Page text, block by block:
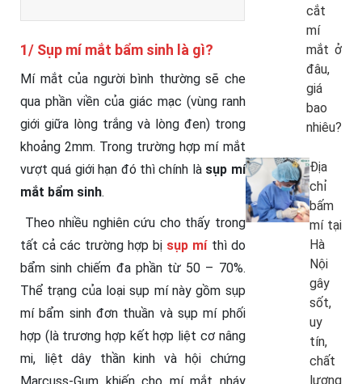
1/ Sụp mí mắt bẩm sinh là gì?
Mí mắt của người bình thường sẽ che
qua phần viền của giác mạc (vùng ranh
giới giữa lòng trắng và lòng đen) trong
khoảng 2mm. Trong trường hợp mí mắt
vượt quá giới hạn đó thì chính là sụp mí
mắt bẩm sinh.
Theo nhiều nghiên cứu cho thấy trong
tất cả các trường hợp bị sụp míthì do
bẩm sinh chiếm đa phần từ 50 – 70%.
Thể trạng của loại sụp mí này gồm sụp
mí bẩm sinh đơn thuần và sụp mí phối
hợp (là trương hợp kết hợp liệt cơ nâng
mi, liệt dây thần kinh và hội chứng
cắt
mí
mắt ở
đâu,
giá
bao
nhiêu?
Địa
chỉ
bấm
mí tại
Hà
Nội
gây
sốt,
uy
tín,
chất
lượng